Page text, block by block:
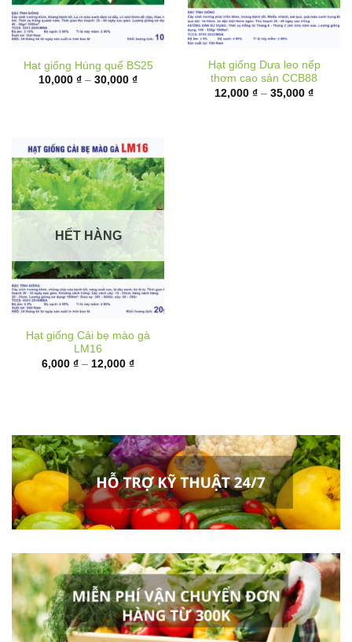
Hạt giống Húng quế BS25
10,000 ₫ – 30,000 ₫Khoảng
Hạt giống Dưa leo nếp
thơm cao sản CCB88
12,000 ₫ – 35,000 ₫Khoảng
HẾT HÀNG
Hạt giống Cải bẹ mào gà
LM16
6,000 ₫ – 12,000 ₫Khoảng